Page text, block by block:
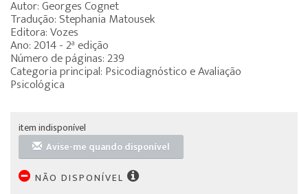
Autor: Georges Cognet
Tradução: Stephania Matousek
Editora: Vozes
Ano: 2014 - 2ª edição
Número de páginas: 239
Categoria principal: Psicodiagnóstico e Avaliação
Psicológica
item indisponível
Avise-me quando disponível
NÃO DISPONÍVEL